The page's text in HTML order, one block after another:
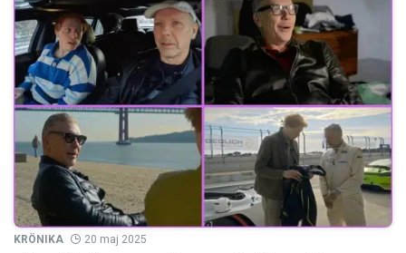
KRÖNIKA 20 maj 2025